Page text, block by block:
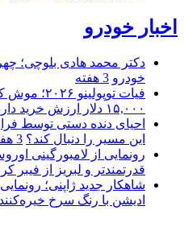
اخبار خودرو
دکتر محمد هادی بلوچی؛
خودرو 3 هفته
فیات
۱۵,۰۰۰ دلار ارزش خرید دارد؟
احیای دنده دستی توسط
این مسیر را دنبال کند؟ 3 هفته
قدرتمندتر و لبریز از فیبر
ادیشن با رنگ سرخ